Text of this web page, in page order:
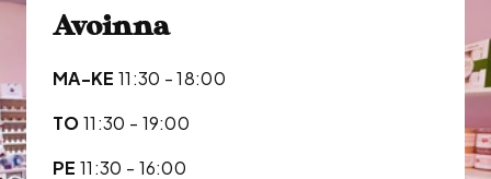
Avoinna
MA-KE 11:30 - 18:00
TO11:30 - 19:00
PE 11:30 - 16:00